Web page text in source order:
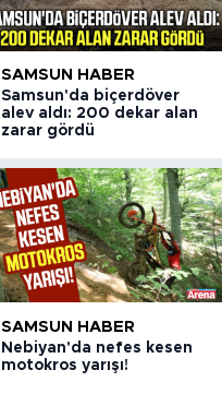
SAMSUN HABER
Samsun'da biçerdöver
alev aldı: 200 dekar alan
zarar gördü
SAMSUN HABER
Nebiyan'da nefes kesen
motokros yarışı!